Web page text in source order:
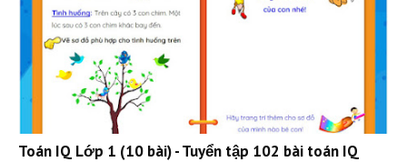
Toán IQ Lớp 1 (10 bài) - Tuyển tập 102 bài toán IQ